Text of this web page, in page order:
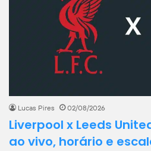
Lucas Pires 02/08/2026
Liverpool x Leeds
ao vivo, horário e